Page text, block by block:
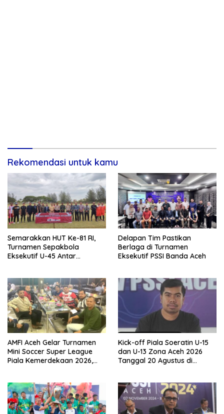
Rekomendasi untuk kamu
Semarakkan HUT Ke-81 RI,
Turnamen Sepakbola
Eksekutif U-45 Antar
Delapan Tim Pastikan
Berlaga di Turnamen
Eksekutif PSSI Banda Aceh
AMFI Aceh Gelar Turnamen
Mini Soccer Super League
Piala Kemerdekaan 2026,
Kick-off Piala Soeratin U-15
dan U-13 Zona Aceh 2026
Tanggal 20 Agustus di